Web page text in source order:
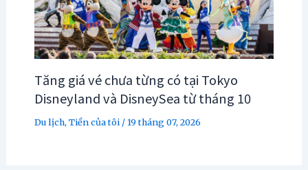
Tăng giá vé chưa từng có tại Tokyo
Disneyland và DisneySea từ tháng 10
Du lịch, Tiền của tôi/19 tháng 07, 2026